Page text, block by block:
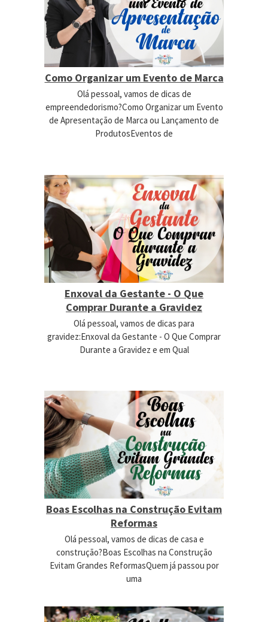
Como Organizar um Evento de Marca
Olá pessoal, vamos de dicas de
empreendedorismo?Como Organizar um Evento
de Apresentação de Marca ou Lançamento de
ProdutosEventos de
Enxoval da Gestante - O Que
Comprar Durante a Gravidez
Olá pessoal, vamos de dicas para
gravidez:Enxoval da Gestante - O Que Comprar
Durante a Gravidez e em Qual
Boas Escolhas na Construção Evitam
Reformas
Olá pessoal, vamos de dicas de casa e
construção?Boas Escolhas na Construção
Evitam Grandes ReformasQuem já passou por
uma